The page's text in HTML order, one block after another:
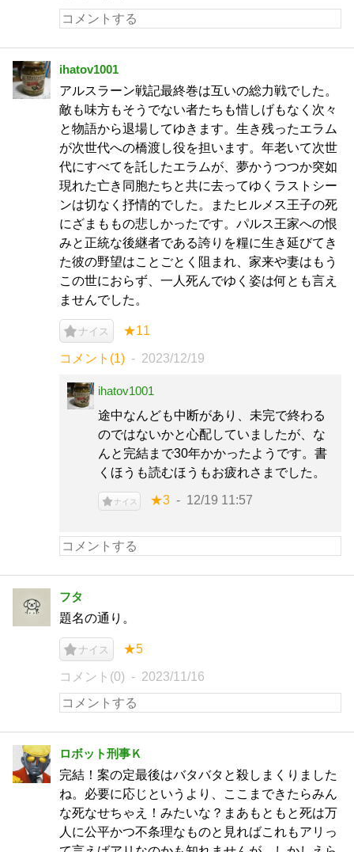
ihatov1001
アルスラーン戦記最終巻は互いの総力戦でした。
敵も味方もそうでない者たちも惜しげもなく次々
と物語から退場してゆきます。生き残ったエラム
が次世代への橋渡し役を担います。年老いて次世
代にすべてを託したエラムが、夢かうつつか突如
現れた亡き同胞たちと共に去ってゆくラストシー
ンは切なく抒情的でした。またヒルメス王子の死
にざまももの悲しかったです。パルス王家への恨
みと正統な後継者である誇りを糧に生き延びてき
た彼の野望はことごとく阻まれ、家来や妻はもう
この世におらず、一人死んでゆく姿は何とも言え
ませんでした。
ナイス ★11
コメント(1) 2023/12/19
ihatov1001
途中なんども中断があり、未完で終わる
のではないかと心配していましたが、な
んと完結まで30年かかったようです。書
くほうも読むほうもお疲れさまでした。
ナイス ★3 12/19 11:57
フタ
題名の通り。
ナイス ★5
コメント(0) 2023/11/16
ロボット刑事Ｋ
完結！案の定最後はバタバタと殺しまくりました
ね。必要に応じというより、ここまできたらみん
な死なせちゃえ！みたいな？まあもともと死は万
人に公平かつ不条理なものと見ればこれもアリっ